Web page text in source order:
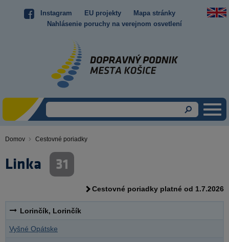
Instagram EU projekty
Mapa stránky
Nahlásenie poruchy na verejnom osvetlení
Omrvinka
Domov Cestovné poriadky
Linka 31
Cestovné poriadky platné od 1.7.2026
Lorinčík, Lorinčík
Vyšné Opátske